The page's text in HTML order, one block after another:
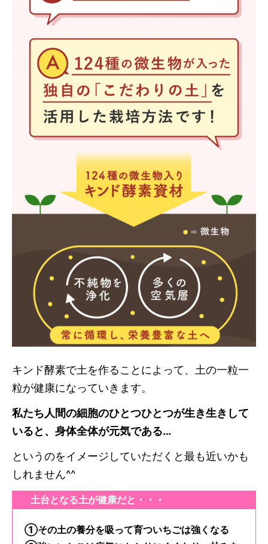
キンド酵素で土を作ることによって、土の一粒一
粒が健康になっていきます。
私たち人間の細胞のひとつひとつが生き生きして
いると、身体全体が元気である…
というのをイメージしていただくと最も近いかも
しれません^^
土台となる土が健康だと・・・
①その土の養分を吸って育ついちごは強くなる